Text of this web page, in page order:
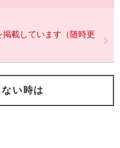
載しています（随時更
い時は